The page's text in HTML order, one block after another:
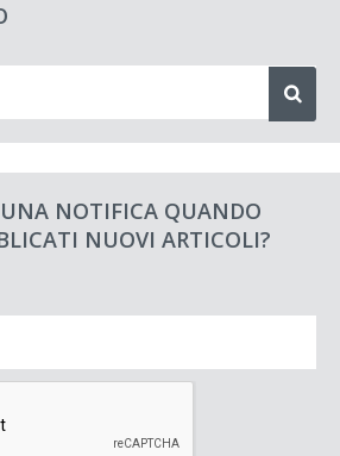
NOTIFICA QUANDO
NUOVI ARTICOLI?